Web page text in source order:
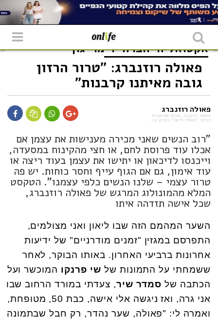
אקטואליה חברה דימוי גוף
פאולה רוזנברג: "טרור הרזון
גובה מאיתנו קרבנות"
פאולה רוזנברג
פאולה רוזנברג, מנחה את תכנית
הבוקר "פאולה וליאון" בערוץ 12,
"רוב הנשים שאני מכירה מענישות את עצמן אם
אכלו עוד פרוסת לחם, או חצי מהקינוח במסעדה,
וייכנסו לדיכאון או יתישו את עצמן בעוד ריצה או
עוד אימון, גם אם הגוף עייף וחסר כוחות. יש פה
טרור עצמי – שלנו הנשים כלפי עצמנו". הטקסט
המלא מהמונולוג המרגש של פאולה רוזנברג,
שכל אישה תזדהה איתו
‏השער המהמם הזה שבו ליאון ואני מצולמים,
התפרסם במגזין "זמנים מודרניים" של ידיעות
אחרונות ברביעי האחרון. באותו הבוקר, לאחר
ששמחתי על התמונות של שי פרנקו המוכשר ועל
הכתבה של סמדר שיר, ‏צעדתי במורד הרחוב שבו
אני גרה, ואז ניגשה אלי אישה, כבת 50, מטופחת,
‏ואמרה לי: "פאולה, שער נהדר, רק חבל שבתמונה